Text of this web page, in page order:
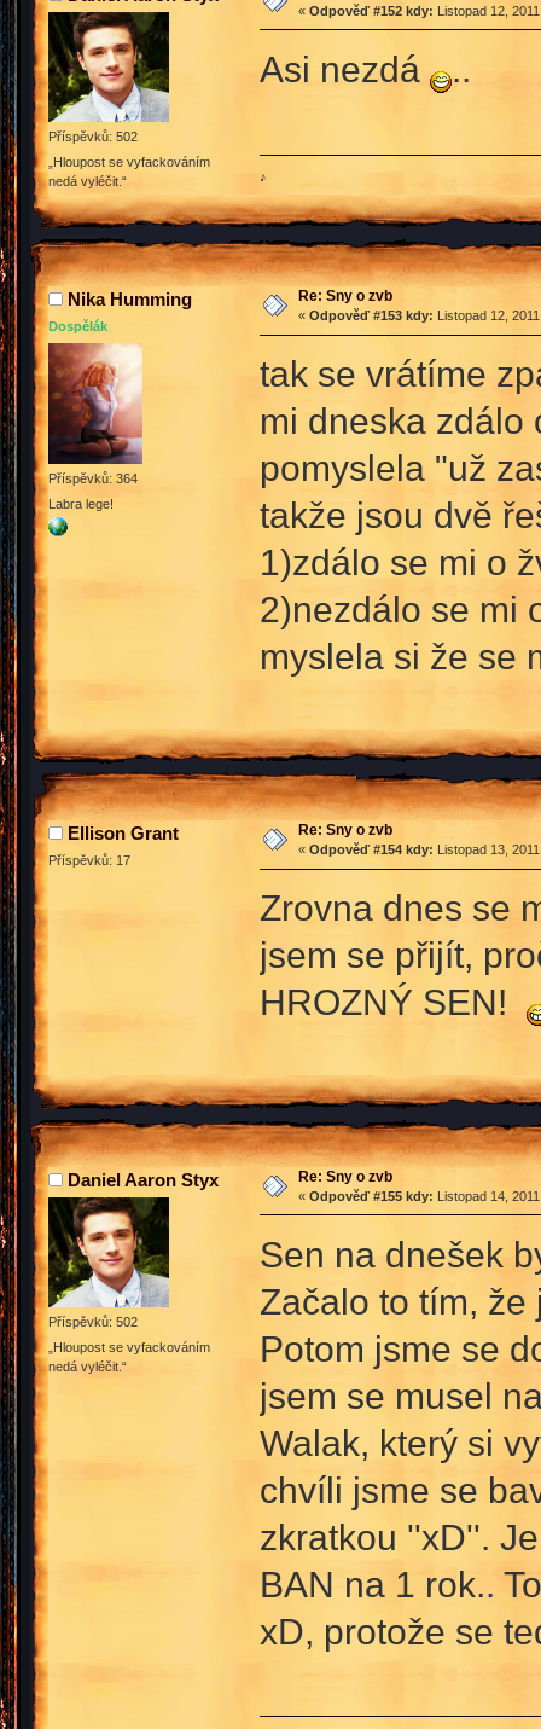
Příspěvků: 502
„Hloupost se vyfackováním
nedá vyléčit.“
« Odpověď #152 kdy: Listopad 12,
Asi nezdá ..
♪
Nika Humming
Dospělák
Příspěvků: 364
Labra lege!
Re: Sny o zvb
« Odpověď #153 kdy: Listopad 12,
tak se vrátíme
mi dneska zdálo
pomyslela "už
takže jsou dvě
1)zdálo se mi o
2)nezdálo se mi
myslela si že se
Ellison Grant
Příspěvků: 17
Re: Sny o zvb
« Odpověď #154 kdy: Listopad 13,
Zrovna dnes se
jsem se přijít,
HROZNÝ SEN!
Daniel Aaron Styx
Příspěvků: 502
„Hloupost se vyfackováním
nedá vyléčit.“
Re: Sny o zvb
« Odpověď #155 kdy: Listopad 14,
Sen na dnešek
Začalo to tím, že
Potom jsme se
jsem se musel
Walak, který si
chvíli jsme se
zkratkou ''xD''.
BAN na 1 rok..
xD, protože se